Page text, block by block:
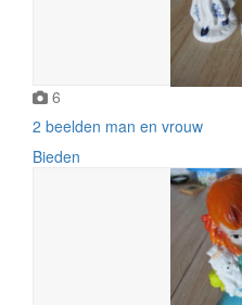
6
2 beelden man en vrouw
Bieden